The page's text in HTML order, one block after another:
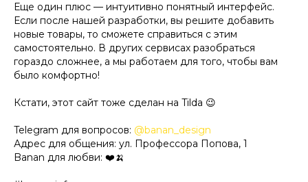
Еще один плюс — интуитивно понятный интерфейс.
Если после нашей разработки, вы решите добавить
новые товары, то сможете справиться с этим
самостоятельно. В других сервисах разобраться
гораздо сложнее, а мы работаем для того, чтобы вам
было комфортно!
Кстати, этот сайт тоже сделан на Tilda 😉
Telegram для вопросов: @banan_design
Адрес для общения: ул. Профессора Попова, 1
Banan для любви: ❤️🍌